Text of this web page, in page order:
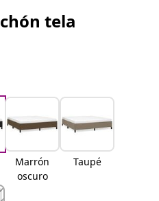
tela
Marrón
oscuro
Taupé